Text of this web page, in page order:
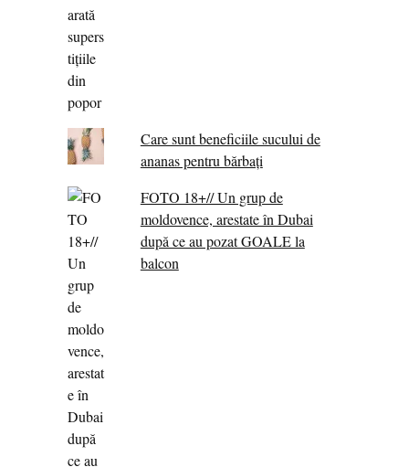
Care sunt beneficiile sucului de
ananas pentru bărbați
FOTO 18+// Un grup de
moldovence, arestate în Dubai
după ce au pozat GOALE la
balcon